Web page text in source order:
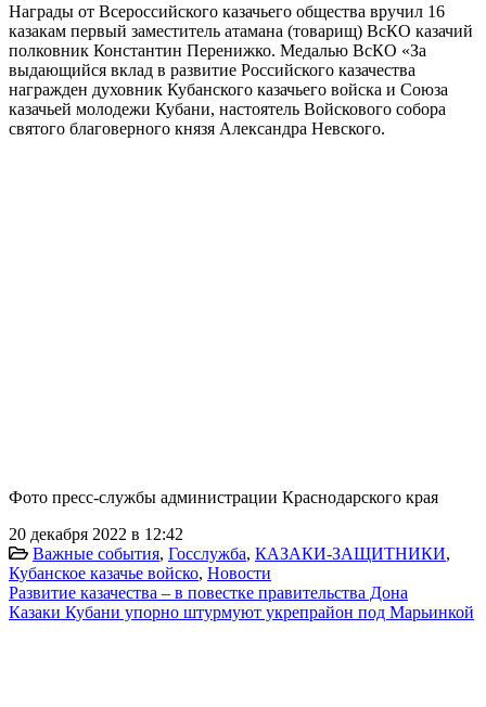
Награды от Всероссийского казачьего общества вручил 16
казакам первый заместитель атамана (товарищ) ВсКО казачий
полковник Константин Перенижко. Медалью ВсКО «За
выдающийся вклад в развитие Российского казачества
награжден духовник Кубанского казачьего войска и Союза
казачьей молодежи Кубани, настоятель Войскового собора
святого благоверного князя Александра Невского.
Фото пресс-службы администрации Краснодарского края
20 декабря 2022 в 12:42
Важные события, Госслужба, КАЗАКИ-ЗАЩИТНИКИ,
Кубанское казачье войско, Новости
Развитие казачества – в повестке правительства Дона
Казаки Кубани упорно штурмуют укрепрайон под Марьинкой